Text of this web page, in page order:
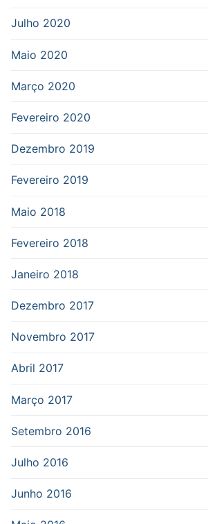
Julho 2020
Maio 2020
Março 2020
Fevereiro 2020
Dezembro 2019
Fevereiro 2019
Maio 2018
Fevereiro 2018
Janeiro 2018
Dezembro 2017
Novembro 2017
Abril 2017
Março 2017
Setembro 2016
Julho 2016
Junho 2016